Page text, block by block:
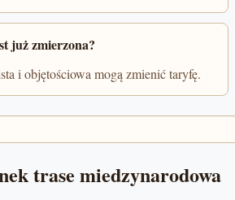
już zmierzona?
i objętościowa mogą zmienić taryfę.
trase miedzynarodowa